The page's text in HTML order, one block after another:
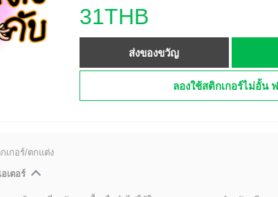
31THB
ส่งของขวัญ
ลองใช้สติกเกอร์ไม่อั้น
เกอร์/ตกแต่ง
เตอร์